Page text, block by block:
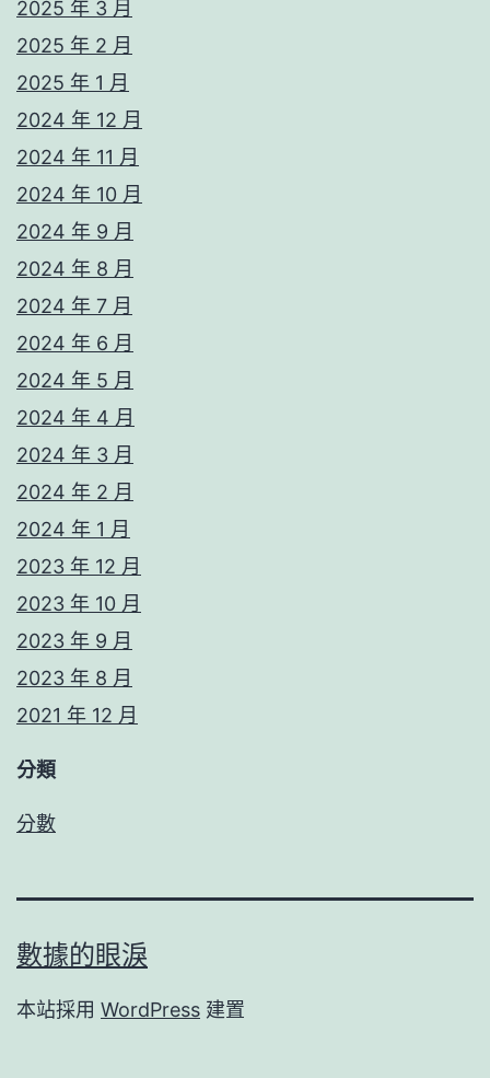
2025 年 3 月
2025 年 2 月
2025 年 1 月
2024 年 12 月
2024 年 11 月
2024 年 10 月
2024 年 9 月
2024 年 8 月
2024 年 7 月
2024 年 6 月
2024 年 5 月
2024 年 4 月
2024 年 3 月
2024 年 2 月
2024 年 1 月
2023 年 12 月
2023 年 10 月
2023 年 9 月
2023 年 8 月
2021 年 12 月
分類
分數
數據的眼淚
本站採用 WordPress 建置